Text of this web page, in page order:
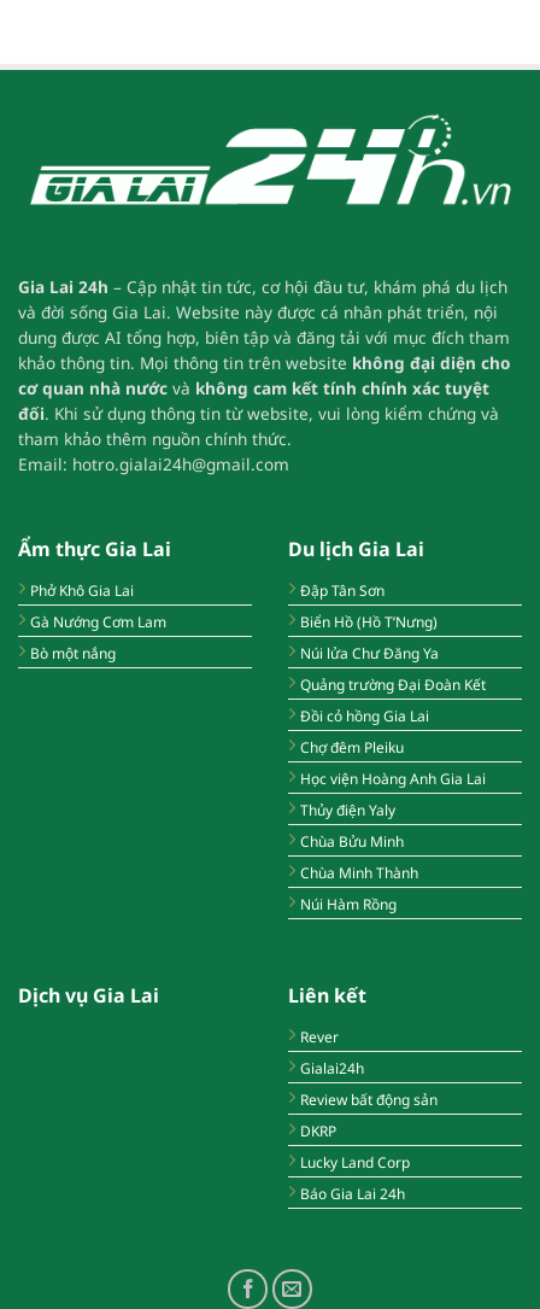
Gia Lai 24h – Cập nhật tin tức, cơ hội đầu tư, khám phá du lịch
và đời sống Gia Lai. Website này được cá nhân phát triển, nội
dung được AI tổng hợp, biên tập và đăng tải với mục đích tham
khảo thông tin. Mọi thông tin trên website không đại diện cho
cơ quan nhà nước và không cam kết tính chính xác tuyệt
đối. Khi sử dụng thông tin từ website, vui lòng kiểm chứng và
tham khảo thêm nguồn chính thức.
Email: hotro.gialai24h@gmail.com
Ẩm thực Gia Lai
Phở Khô Gia Lai
Gà Nướng Cơm Lam
Bò một nắng
Du lịch Gia Lai
Đập Tân Sơn
Biển Hồ (Hồ T’Nưng)
Núi lửa Chư Đăng Ya
Quảng trường Đại Đoàn Kết
Đồi cỏ hồng Gia Lai
Chợ đêm Pleiku
Học viện Hoàng Anh Gia Lai
Thủy điện Yaly
Chùa Bửu Minh
Chùa Minh Thành
Núi Hàm Rồng
Dịch vụ Gia Lai Liên kết
Rever
Gialai24h
Review bất động sản
DKRP
Lucky Land Corp
Báo Gia Lai 24h